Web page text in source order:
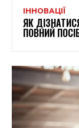
ІННОВАЦІЇ
ЯК
ПОВНИЙ